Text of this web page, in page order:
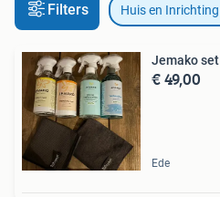
Filters Huis en Inrichting
Jemako set
€ 49,00
Ede